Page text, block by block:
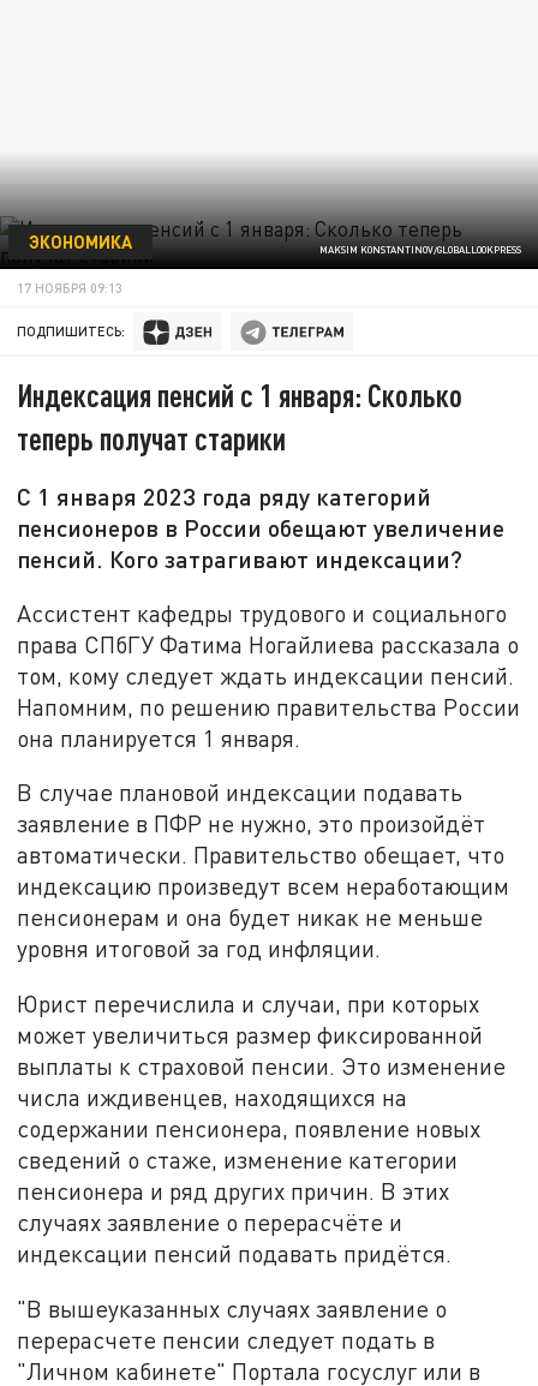
MAKSIM KONSTANTINOV/GLOBALLOOKPRESS
ЭКОНОМИКА
17 НОЯБРЯ 09:13
ПОДПИШИТЕСЬ:
Индексация пенсий с 1 января: Сколько
теперь получат старики
С 1 января 2023 года ряду категорий
пенсионеров в России обещают увеличение
пенсий. Кого затрагивают индексации?
Ассистент кафедры трудового и социального
права СПбГУ Фатима Ногайлиева рассказала о
том, кому следует ждать индексации пенсий.
Напомним, по решению правительства России
она планируется 1 января.
В случае плановой индексации подавать
заявление в ПФР не нужно, это произойдёт
автоматически. Правительство обещает, что
индексацию произведут всем неработающим
пенсионерам и она будет никак не меньше
уровня итоговой за год инфляции.
Юрист перечислила и случаи, при которых
может увеличиться размер фиксированной
выплаты к страховой пенсии. Это изменение
числа иждивенцев, находящихся на
содержании пенсионера, появление новых
сведений о стаже, изменение категории
пенсионера и ряд других причин. В этих
случаях заявление о перерасчёте и
индексации пенсий подавать придётся.
"В вышеуказанных случаях заявление о
перерасчете пенсии следует подать в
"Личном кабинете" Портала госуслуг или в